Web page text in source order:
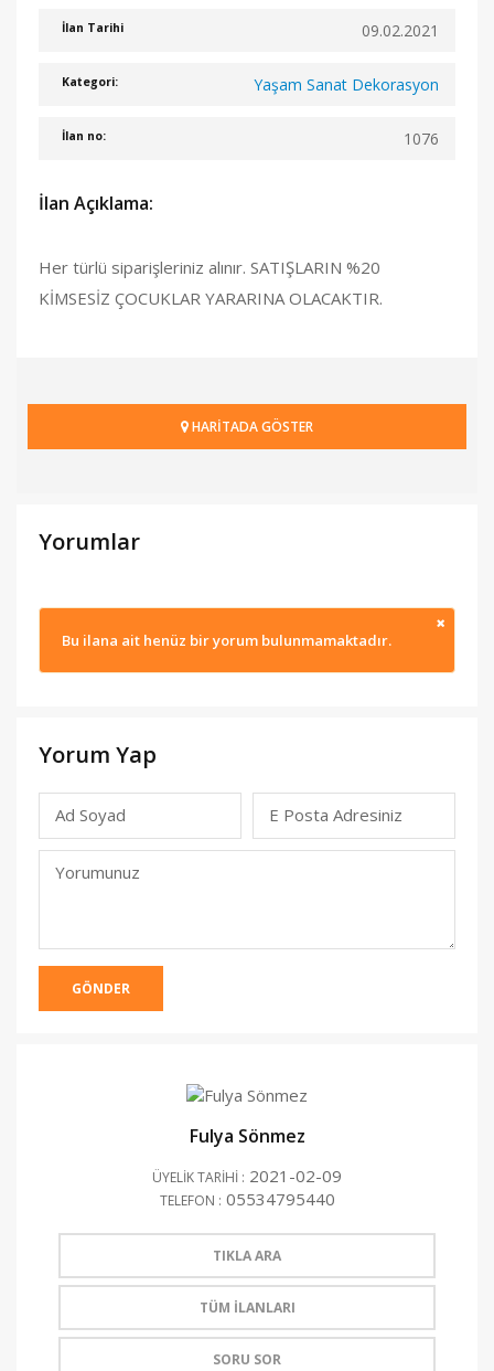
İlan Tarihi 09.02.2021
Kategori: Yaşam Sanat Dekorasyon
İlan no: 1076
İlan Açıklama:
Her türlü siparişleriniz alınır. SATIŞLARIN %20
KİMSESİZ ÇOCUKLAR YARARINA OLACAKTIR.
HARİTADA GÖSTER
Yorumlar
Bu ilana ait henüz bir yorum bulunmamaktadır.
Yorum Yap
Ad Soyad E Posta Adresiniz
Yorumunuz
GÖNDER
Fulya Sönmez
ÜYELİK TARİHİ : 2021-02-09
TELEFON : 05534795440
TIKLA ARA
TÜM İLANLARI
SORU SOR